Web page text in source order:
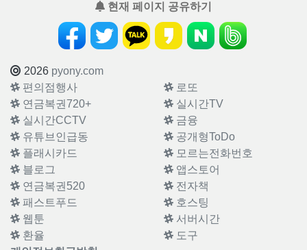
현재 페이지 공유하기
2026 pyony.com
편의점행사
로또
연금복권720+
실시간TV
실시간CCTV
금융
유튜브인급동
공개형ToDo
플래시카드
모르는전화번호
블로그
앱스토어
연금복권520
전자책
패스트푸드
호스팅
웹툰
서버시간
환율
도구